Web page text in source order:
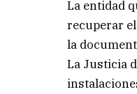
La entidad
recuperar
la
La Justicia